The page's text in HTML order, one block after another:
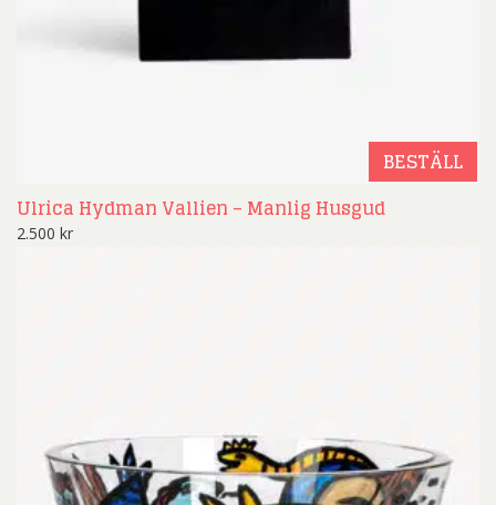
BESTÄLL
Ulrica Hydman Vallien – Manlig Husgud
2.500 kr